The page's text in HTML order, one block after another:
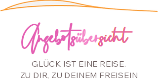
Angebotsübersicht
Angebotsübersicht
GLÜCK IST EINE REISE.
ZU DIR, ZU DEINEM FREISEIN